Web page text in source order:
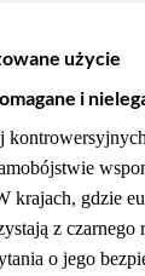
użycie
i
krajach, gdzie
z czarnego
o jego